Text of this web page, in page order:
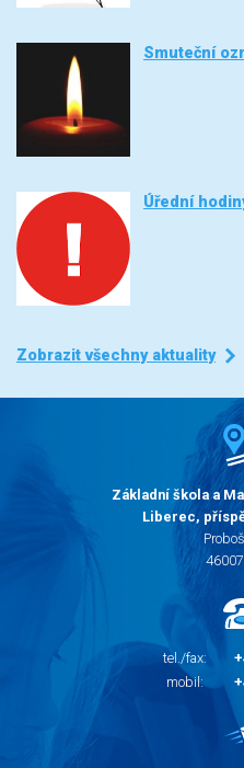
Smuteční
Úřední
Zobrazit všechny aktuality
Základní škola a
Liberec,
tel./fax:
mobil: